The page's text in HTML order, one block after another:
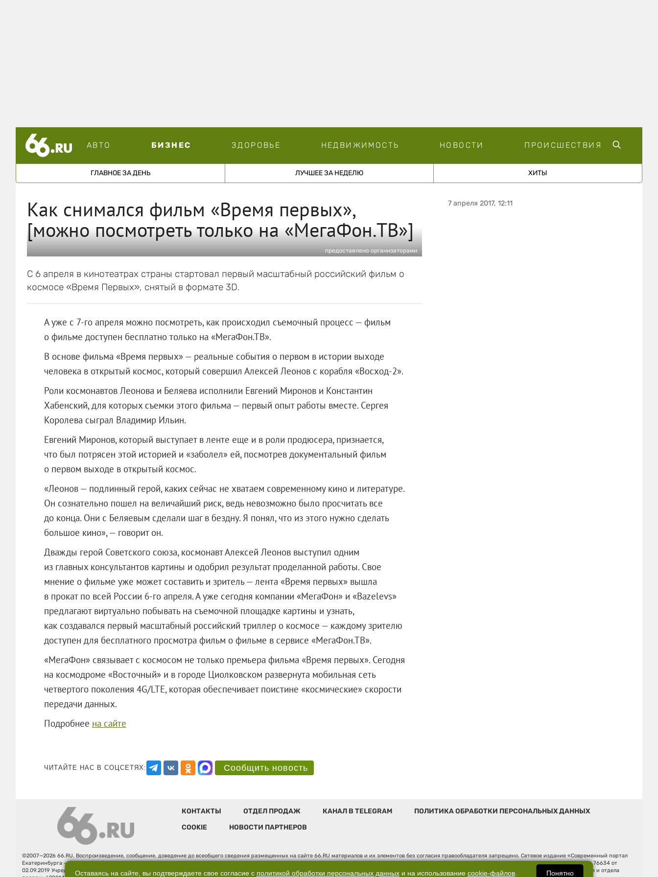
АВТО БИЗНЕС ЗДОРОВЬЕ НЕДВИЖИМОСТЬ НОВОСТИ ПРОИСШЕСТВИЯ
ГЛАВНОЕ ЗА ДЕНЬ ЛУЧШЕЕ ЗА НЕДЕЛЮ ХИТЫ
Как снимался фильм «Время первых»,
[можно посмотреть только на «МегаФон.ТВ»]
предоставлено организаторами
С 6 апреля в кинотеатрах страны стартовал первый масштабный российский фильм о
космосе «Время Первых», снятый в формате 3D.
А уже с 7-го апреля можно посмотреть, как происходил съемочный процесс — фильм
о фильме доступен бесплатно только на «МегаФон.ТВ».
В основе фильма «Время первых» — реальные события о первом в истории выходе
человека в открытый космос, который совершил Алексей Леонов с корабля «Восход-2».
Роли космонавтов Леонова и Беляева исполнили Евгений Миронов и Константин
Хабенский, для которых съемки этого фильма — первый опыт работы вместе. Сергея
Королева сыграл Владимир Ильин.
Евгений Миронов, который выступает в ленте еще и в роли продюсера, признается,
что был потрясен этой историей и «заболел» ей, посмотрев документальный фильм
о первом выходе в открытый космос.
«Леонов — подлинный герой, каких сейчас не хватаем современному кино и литературе.
Он сознательно пошел на величайший риск, ведь невозможно было просчитать все
до конца. Они с Беляевым сделали шаг в бездну. Я понял, что из этого нужно сделать
большое кино», — говорит он.
Дважды герой Советского союза, космонавт Алексей Леонов выступил одним
из главных консультантов картины и одобрил результат проделанной работы. Свое
мнение о фильме уже может составить и зритель — лента «Время первых» вышла
в прокат по всей России 6-го апреля. А уже сегодня компании «МегаФон» и «Bazelevs»
предлагают виртуально побывать на съемочной площадке картины и узнать,
как создавался первый масштабный российский триллер о космосе — каждому зрителю
доступен для бесплатного просмотра фильм о фильме в сервисе «МегаФон.ТВ».
«МегаФон» связывает с космосом не только премьера фильма «Время первых». Сегодня
на космодроме «Восточный» и в городе Циолковском развернута мобильная сеть
четвертого поколения 4G/LTE, которая обеспечивает поистине «космические» скорости
передачи данных.
Подробнее на сайте
ЧИТАЙТЕ НАС В СОЦСЕТЯХ: Сообщить новость
7 апреля 2017, 12:11
КОНТАКТЫ ОТДЕЛ ПРОДАЖ КАНАЛ В TELEGRAM
ПОЛИТИКА ОБРАБОТКИ ПЕРСОНАЛЬНЫХ ДАННЫХ
COOKIE
НОВОСТИ ПАРТНЕРОВ
©2007—2026 66.RU. Воспроизведение, сообщение, доведение до всеобщего сведения размещенных на сайте 66.RU материалов и их элементов без согласия правообладателя запрещено. Сетевое издание «Современный портал
Екатеринбурга — «66.ru» (18+) зарегистрировано Федеральной службой по надзору в сфере связи, информационных технологий и массовых коммуникаций (Роскомнадзор). Регистрационный номер ЭЛ № ФС 77 - 76634 от
02.09.2019 Учредитель: Общество с ограниченной ответственностью "66.ру". Юридический адрес: 620014, Свердловская обл., г. Екатеринбург, ул. Бориса Ельцина, строение 3, оф. 7015 Фактический адрес редакции и отдела
Оставаясь на сайте, вы подтверждаете свое согласие с политикой обработки персональных данныхи на использование cookie-файлов. Понятно